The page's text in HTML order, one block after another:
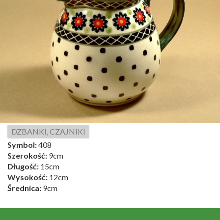
DZBANKI, CZAJNIKI
Symbol:408
Szerokość: 9cm
Długość: 15cm
Wysokość: 12cm
Średnica: 9cm